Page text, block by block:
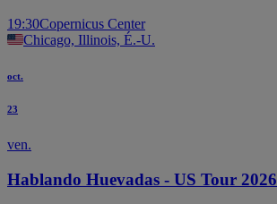
19:30Copernicus Center
Chicago, Illinois, É.-U.
oct.
23
ven.
Hablando Huevadas - US Tour 2026